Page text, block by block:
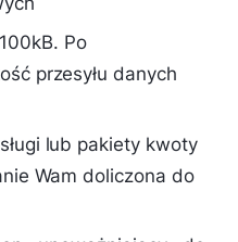
Po
przesyłu danych
lub pakiety kwoty
Wam doliczona do